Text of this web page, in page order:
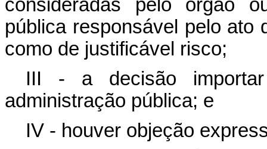
consideradas pelo órgão
pública responsável pelo ato
como de justificável risco;
III - a decisão
administração pública; e
IV - houver objeção